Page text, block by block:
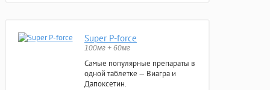
Super P-force
100мг + 60мг
Самые популярные препараты в
одной таблетке — Виагра и
Дапоксетин.